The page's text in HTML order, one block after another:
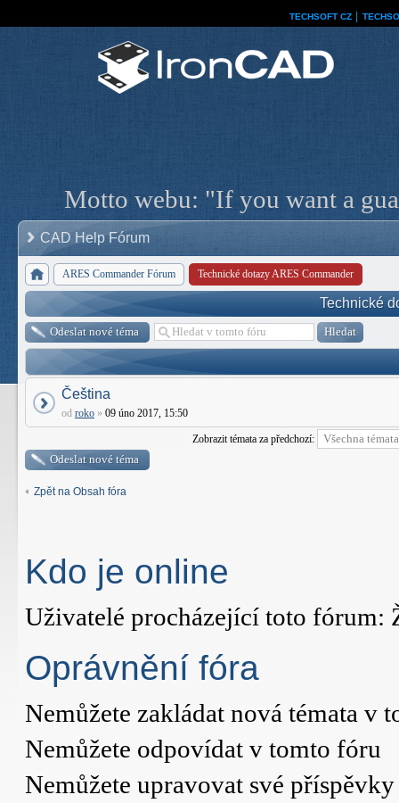
TECHSOFT CZ
Motto webu: "If you want a
CAD Help Fórum
ARES Commander Fórum Technické dotazy ARES Commander
Technické
Odeslat nové téma
Čeština
od roko » 09 úno 2017, 15:50
Zobrazit témata za předchozí:
Odeslat nové téma
Zpět na Obsah fóra
Kdo je online
Uživatelé procházející toto fórum:
Oprávnění fóra
Nemůžete zakládat nová témata v
Nemůžete odpovídat v tomto fóru
Nemůžete upravovat své